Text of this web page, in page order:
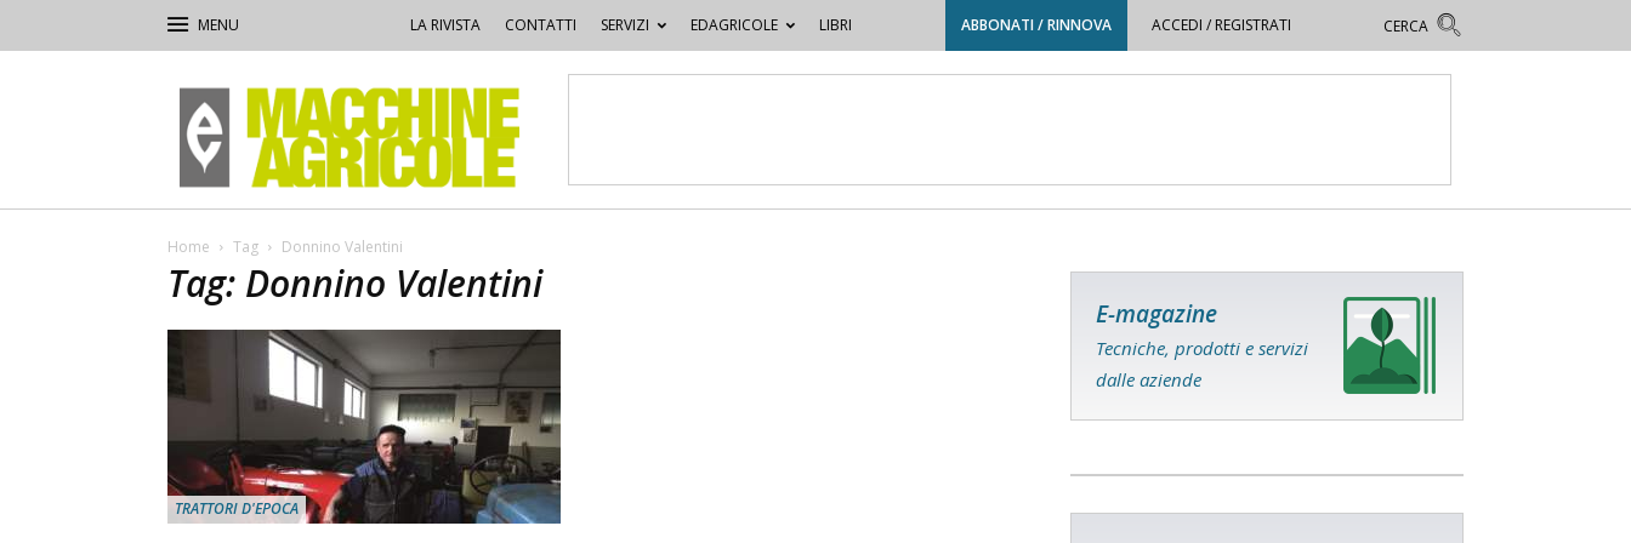
LA RIVISTA CONTATTI SERVIZI EDAGRICOLE LIBRI ABBONATI / RINNOVA ACCEDI / REGISTRATI
Macchine
Agricole
Home Tag Donnino Valentini
Tag: Donnino Valentini
TRATTORI D'EPOCA
E-magazine
Tecniche, prodotti e servizi
dalle aziende